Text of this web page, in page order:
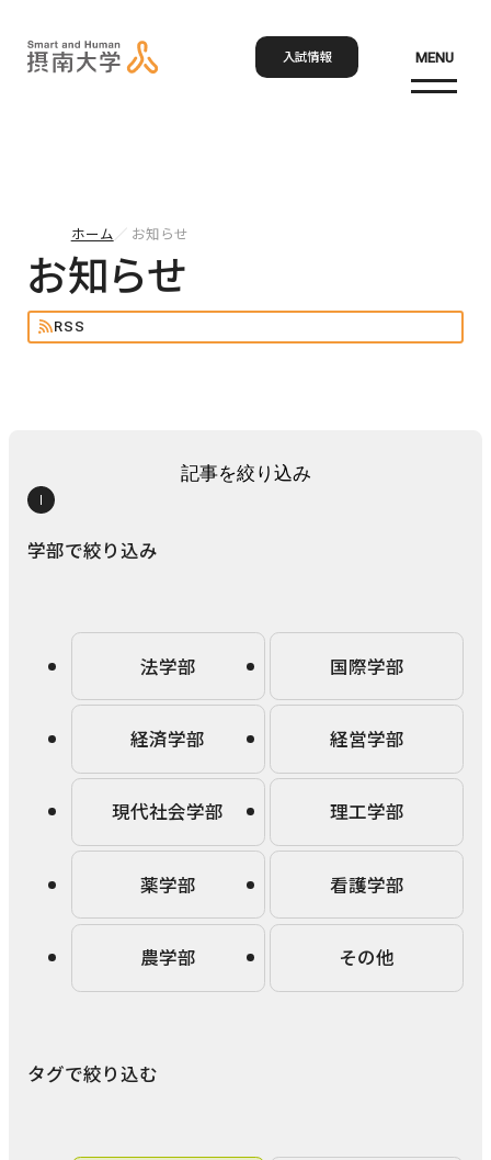
MENU
入試情報
ホーム
大学概要
学びの特色
交通アクセス
各種取り組み
点検・評価
設置認可・届出関係
刊行物・広報活動
学部・大学院トップ
学部
法学部
国際学部
経済学部
経営学部
現代社会学部
薬学部
看護学部
研究・社会連携トップ
社会連携
学生ボランティアの募集依頼について
学生生活トップ
キャンパスライフ
証明書発行、手続き
学費・奨学金
健康管理
課外活動
ボランティア
就職・キャリア
就職・キャリア
キャリア支援
就職実績
インターンシップ
就職支援独自プログラム
資格取得サポート
採用ご担当の方へ
国際交流
グローバルセンター
危機管理対応
本学への正規留学生に対する支援
ホーム お知らせ
お知らせ
RSS
記事を絞り込み
学部で絞り込み
法学部 国際学部
経済学部 経営学部
現代社会学部 理工学部
薬学部 看護学部
農学部 その他
タグで絞り込む